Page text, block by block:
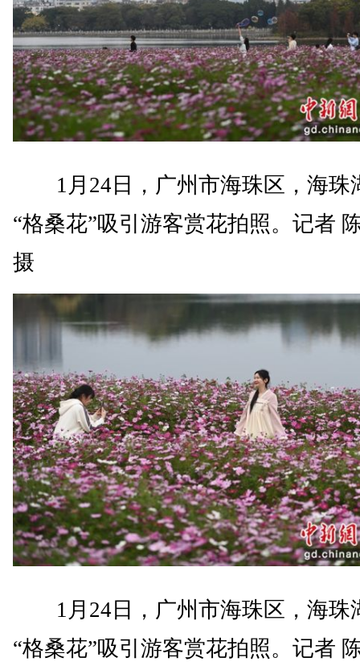
1月24日，广州市海珠区，海珠
“格桑花”吸引游客赏花拍照。记者
摄
1月24日，广州市海珠区，海珠
“格桑花”吸引游客赏花拍照。记者